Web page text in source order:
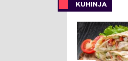
KUHINJA